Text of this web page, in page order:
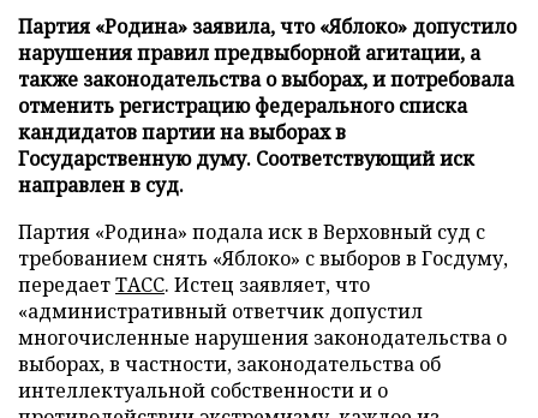
Партия «Родина» заявила, что «Яблоко» допустило
нарушения правил предвыборной агитации, а
также законодательства о выборах, и потребовала
отменить регистрацию федерального списка
кандидатов партии на выборах в
Государственную думу. Соответствующий иск
направлен в суд.
Партия «Родина» подала иск в Верховный суд с
требованием снять «Яблоко» с выборов в Госдуму,
передаетТАСС. Истец заявляет, что
«административный ответчик допустил
многочисленные нарушения законодательства о
выборах, в частности, законодательства об
интеллектуальной собственности и о